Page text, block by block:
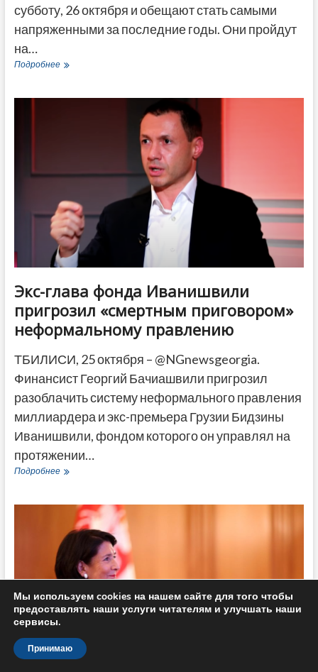
субботу, 26 октября и обещают стать самыми
напряженными за последние годы. Они пройдут
на…
ПодробнееПарламентские
подробности
Экс-глава фонда Иванишвили
пригрозил «смертным приговором»
неформальному правлению
ТБИЛИСИ, 25 октября – @NGnewsgeorgia.
Финансист Георгий Бачиашвили пригрозил
разоблачить систему неформального правления
миллиардера и экс-премьера Грузии Бидзины
Иванишвили, фондом которого он управлял на
протяжении…
ПодробнееЭкс-
Иванишвили
пригрозил
«смертным
приговором»
неформальному
правлению
Мы используем cookies на нашем сайте для того чтобы
предоставлять наши услуги читателям и улучшать наши
сервисы.
Принимаю